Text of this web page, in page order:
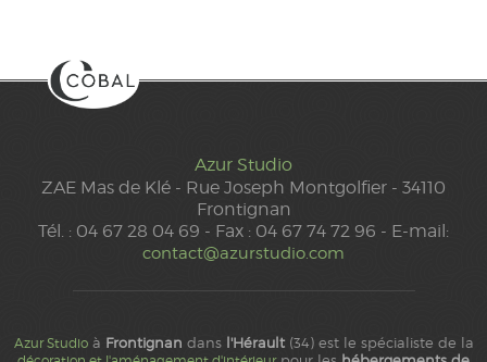
Azur Studio
ZAE Mas de Klé - Rue Joseph Montgolfier - 34110
Frontignan
Tél. : 04 67 28 04 69 - Fax : 04 67 74 72 96 - E-mail:
contact@azurstudio.com
Azur Studioà Frontignan dans l'Hérault(34) est le spécialiste de la